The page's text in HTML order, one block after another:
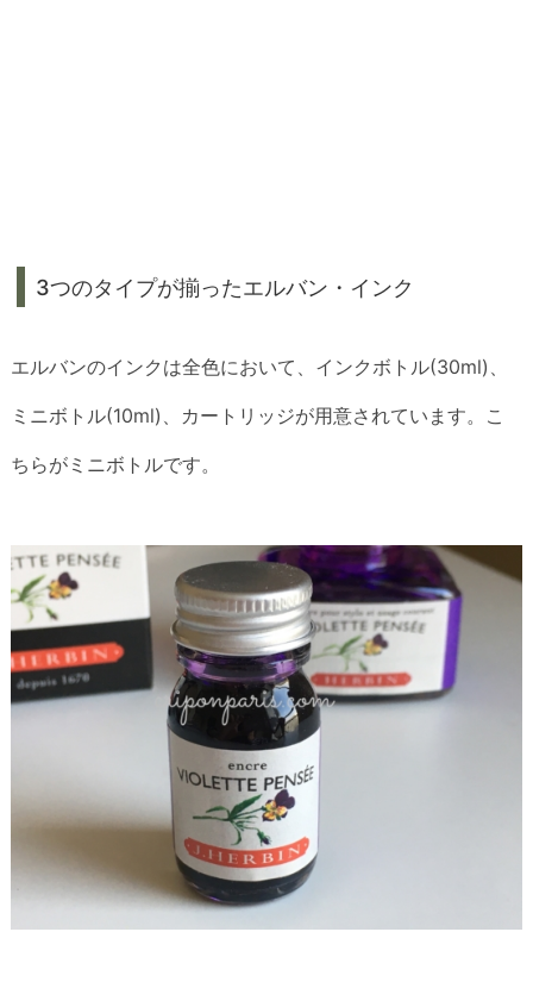
3つのタイプが揃ったエルバン・インク
エルバンのインクは全色において、インクボトル(30ml)、
ミニボトル(10ml)、カートリッジが用意されています。こ
ちらがミニボトルです。